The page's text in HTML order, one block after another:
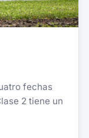
fechas
2 tiene un